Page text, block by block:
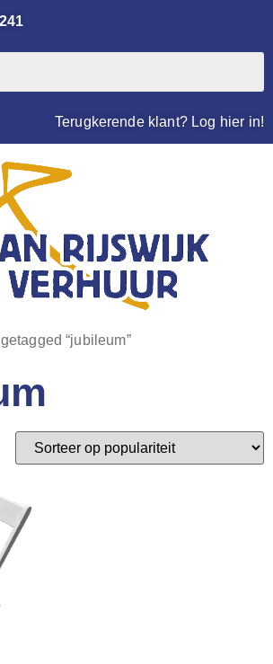
Terugkerende klant? Log hier in!
“jubileum”